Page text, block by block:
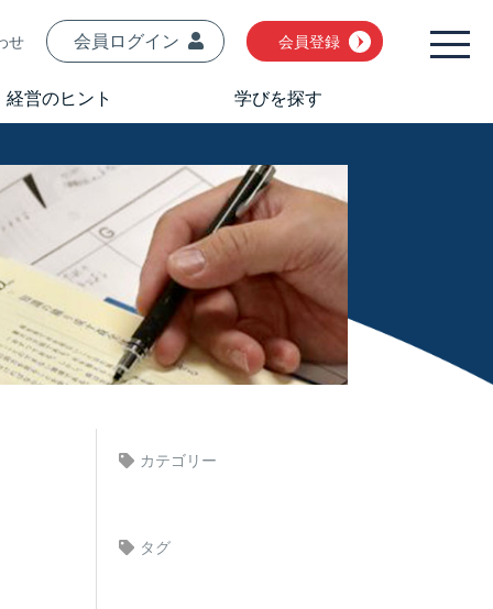
せ 会員ログイン 会員登録
経営のヒント 学びを探す
カテゴリー
タグ